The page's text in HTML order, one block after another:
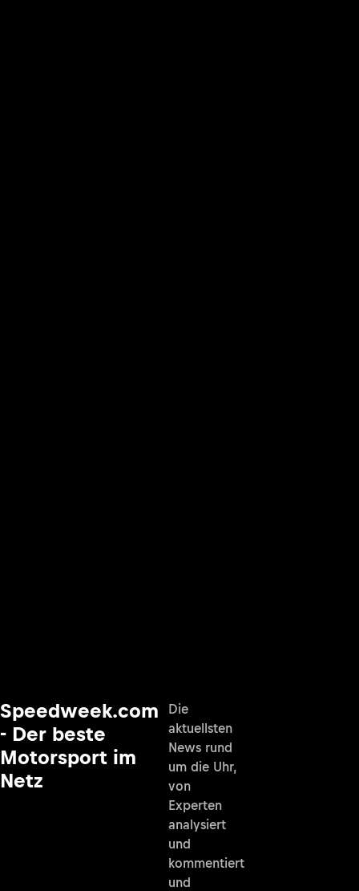
Speedweek.com
- Der beste
Motorsport im
Netz
Die
aktuellsten
News rund
um die Uhr,
von
Experten
analysiert
und
kommentiert
und